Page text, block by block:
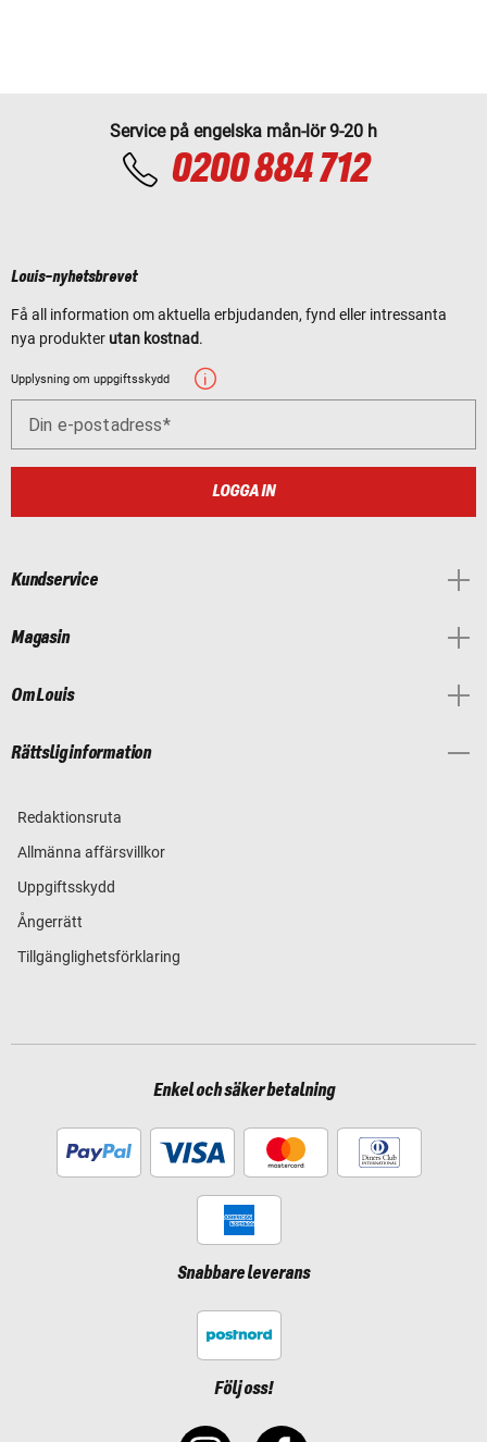
Service på engelska mån-lör 9-20 h
0200 884 712
Louis-nyhetsbrevet
Få all information om aktuella erbjudanden, fynd eller intressanta
nya produkter utan kostnad.
Upplysning om uppgiftsskydd
Din e-postadress
LOGGA IN
Kundservice
Magasin
Om Louis
Rättslig information
Redaktionsruta
Allmänna affärsvillkor
Uppgiftsskydd
Ångerrätt
Tillgänglighetsförklaring
Enkel och säker betalning
Snabbare leverans
Följ oss!